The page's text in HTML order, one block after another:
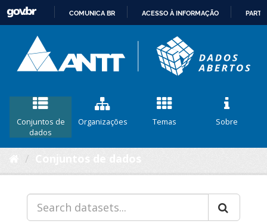
CONTEÚDO
COMUNICA BR ACESSO À INFORMAÇÃO
Conjuntos de
dados
Organizações Temas Sobre